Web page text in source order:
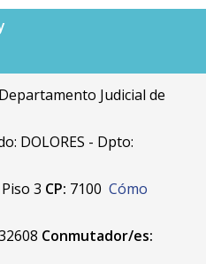
Departamento Judicial de
DOLORES - Dpto:
3 CP: 7100 Cómo
Conmutador/es: